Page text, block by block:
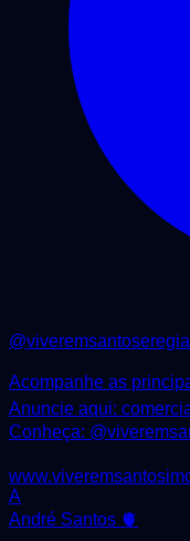
@
Acompanhe as
Anuncie aqui:
Conheça:
A
André Santos 🫀